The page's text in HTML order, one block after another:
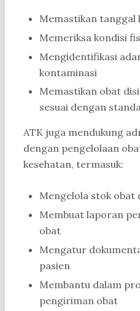
Memastikan tanggal
Memeriksa kondisi
Mengidentifikasi
kontaminasi
Memastikan obat
sesuai dengan
ATK juga mendukung
dengan pengelolaan
kesehatan, termasuk:
Mengelola stok obat
Membuat laporan
obat
Mengatur
pasien
Membantu dalam
pengiriman obat